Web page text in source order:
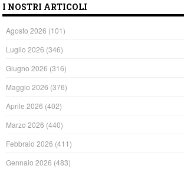
I NOSTRI ARTICOLI
Agosto 2026 (101)
Luglio 2026 (346)
Giugno 2026 (316)
Maggio 2026 (376)
Aprile 2026 (402)
Marzo 2026 (440)
Febbraio 2026 (411)
Gennaio 2026 (483)